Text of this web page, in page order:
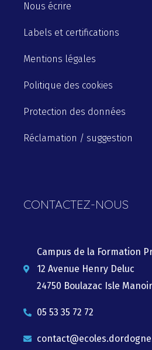
Nous écrire
Labels et certifications
Mentions légales
Politique des cookies
Protection des données
Réclamation / suggestion
CONTACTEZ-NOUS
Campus de la Formation
12 Avenue Henry Deluc
24750 Boulazac Isle
05 53 35 72 72